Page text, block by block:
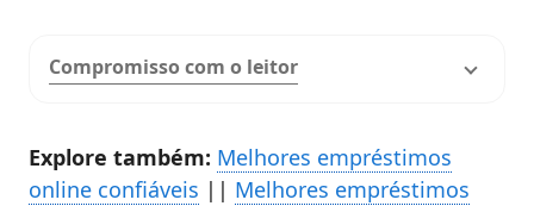
Compromisso com o leitor
Explore também: Melhores empréstimos
online confiáveis || Melhores empréstimos